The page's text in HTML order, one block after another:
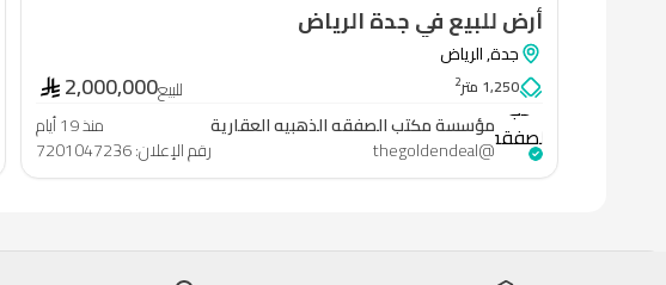
أرض للبيع في جدة الرياض
جدة,الرياض
1,250 متر 2 للبيع2,000,000
مؤسسة
مكتب
الصفقه
الذهبيه
مؤسسة مكتب الصفقه الذهبيه العقارية
منذ 19 أيام
@
thegoldendeal رقم الإعلان:
7201047236